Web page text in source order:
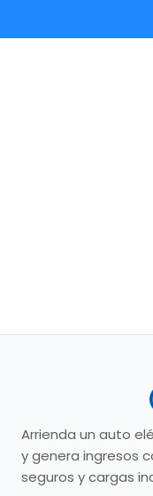
Arrienda un auto
y genera ingresos
seguros y cargas